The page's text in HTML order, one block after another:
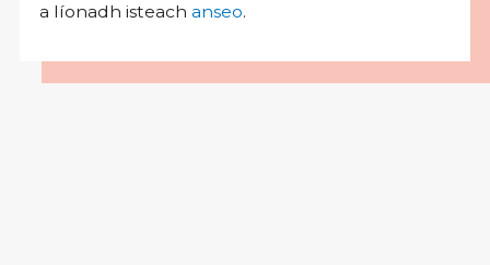
a líonadh isteach anseo.